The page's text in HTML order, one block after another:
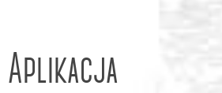
Aplikacja